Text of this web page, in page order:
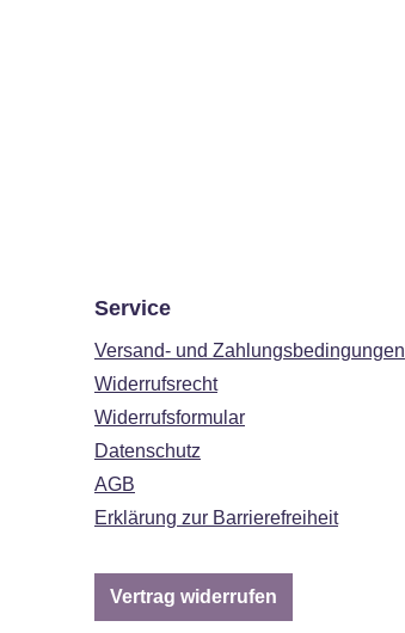
Service
Versand- und Zahlungsbedingungen
Widerrufsrecht
Widerrufsformular
Datenschutz
AGB
Erklärung zur Barrierefreiheit
Vertrag widerrufen